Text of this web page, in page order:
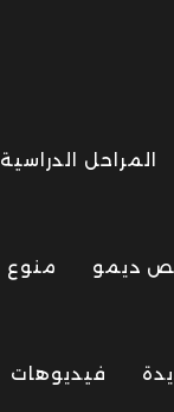
المراحل الدراسية
ديمو منوع
فيديوهات